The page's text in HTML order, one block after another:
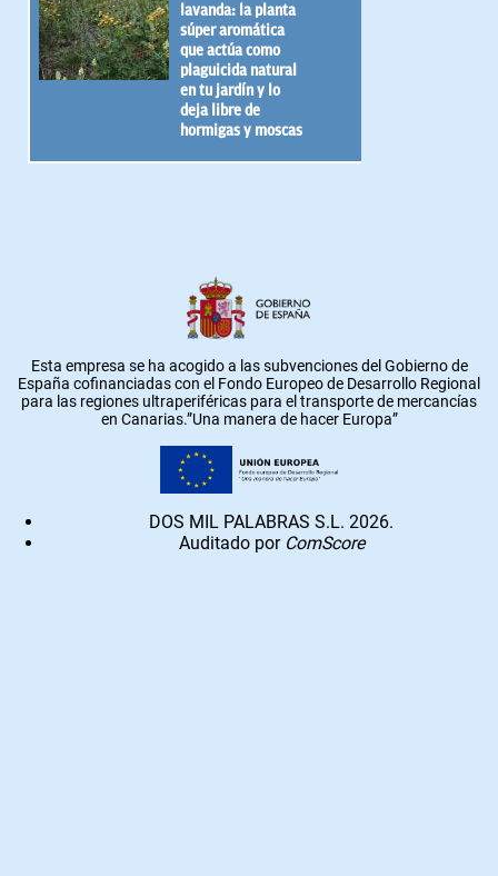
lavanda: la planta
súper aromática
que actúa como
plaguicida natural
en tu jardín y lo
deja libre de
hormigas y moscas
Esta empresa se ha acogido a las subvenciones del Gobierno de
España cofinanciadas con el Fondo Europeo de Desarrollo Regional
para las regiones ultraperiféricas para el transporte de mercancías
en Canarias.”Una manera de hacer Europa”
DOS MIL PALABRAS S.L. 2026.
Auditado por ComScore